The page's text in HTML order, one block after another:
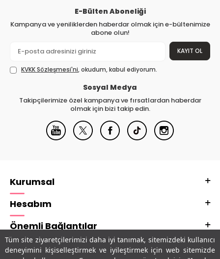
Tüm site ziyaretçilerimizi daha iyi tanımak, sitemizdeki kullanıcı
deneyimini kişiselleştirmek ve iyileştirmek için web sitemizde
E-Bülten Aboneliği
Kampanya ve yeniliklerden haberdar olmak için e-bültenimize
abone olun!
KAYIT OL
KVKK Sözleşmesi'ni, okudum, kabul ediyorum.
Sosyal Medya
Takipçilerimize özel kampanya ve fırsatlardan haberdar
olmak için bizi takip edin.
Kurumsal
Hesabım
Önemli Bağlantılar
Adres & İletişim